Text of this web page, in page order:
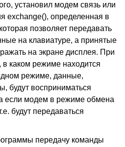
установил модем связь или
exchange(), определенная в
позволяет передавать
на клавиатуре, а принятые
на экране дисплея. При
каком режиме находится
режиме, данные,
будут восприниматься
если модем в режиме обмена
будут передаваться
передачу команды